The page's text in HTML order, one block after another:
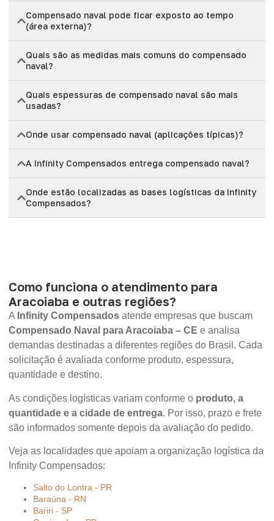
Compensado naval pode ficar exposto ao tempo
(área externa)?
Quais são as medidas mais comuns do compensado
naval?
Quais espessuras de compensado naval são mais
usadas?
Onde usar compensado naval (aplicações típicas)?
A Infinity Compensados entrega compensado naval?
Onde estão localizadas as bases logísticas da Infinity
Compensados?
Como funciona o atendimento para
Aracoiaba e outras regiões?
A Infinity Compensados atende empresas que buscam
Compensado Naval para Aracoiaba – CE e analisa
demandas destinadas a diferentes regiões do Brasil. Cada
solicitação é avaliada conforme produto, espessura,
quantidade e destino.
As condições logísticas variam conforme o produto, a
quantidade e a cidade de entrega. Por isso, prazo e frete
são informados somente depois da avaliação do pedido.
Veja as localidades que apoiam a organização logística da
Infinity Compensados:
Salto do Lontra - PR
Baraúna - RN
Bariri - SP